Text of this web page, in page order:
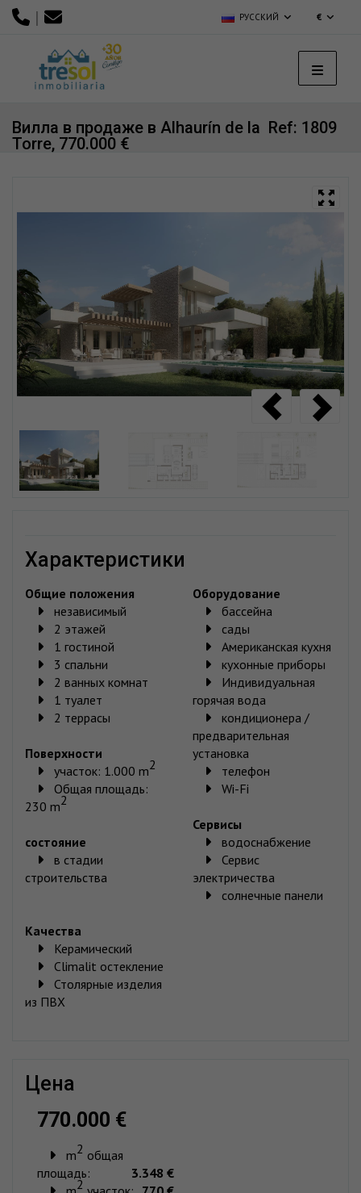
| РУССКИЙ €
Ref: 1809
Вилла в продаже в Alhaurín de la
Torre, 770.000 €
характеристики
Общие положения
независимый
2 этажей
1 гостиной
3 спальни
2 ванных комнат
1 туалет
2 террасы
Поверхности
участок: 1.000 m2
Общая площадь:
230 m2
состояние
в стадии
строительства
Oборудование
бассейна
сады
Американская кухня
кухонные приборы
Индивидуальная
горячая вода
кондиционера /
предварительная
установка
телефон
Wi-Fi
Сервисы
водоснабжение
Сервис
электричества
солнечные панели
Качества
Керамический
Climalit остекление
Столярные изделия
из ПВХ
цена
770.000 €
m2 общая
площадь:
3.348 €
2